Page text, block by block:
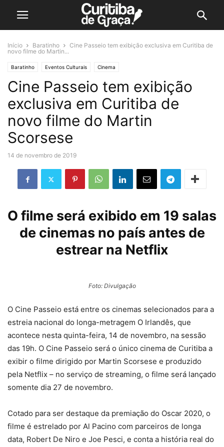
Início Baratinho
Cine Passeio tem exibição exclusiva em Curitiba de
novo filme do Martin...
Baratinho Eventos Culturais Cinema
Cine Passeio tem exibição
exclusiva em Curitiba de
novo filme do Martin
Scorsese
14 de novembro de 2019
O filme será exibido em 19 salas
de cinemas no país antes de
estrear na Netflix
Foto: Divulgação
O Cine Passeio está entre os cinemas selecionados para a
estreia nacional do longa-metragem O Irlandês, que
acontece nesta quinta-feira, 14 de novembro, na sessão
das 19h. O Cine Passeio será o único cinema de Curitiba a
exibir o filme dirigido por Martin Scorsese e produzido
pela Netflix – no serviço de streaming, o filme será lançado
somente dia 27 de novembro.
Cotado para ser destaque da premiação do Oscar 2020, o
filme é estrelado por Al Pacino com parceiros de longa
data, Robert De Niro e Joe Pesci, e conta a história real do